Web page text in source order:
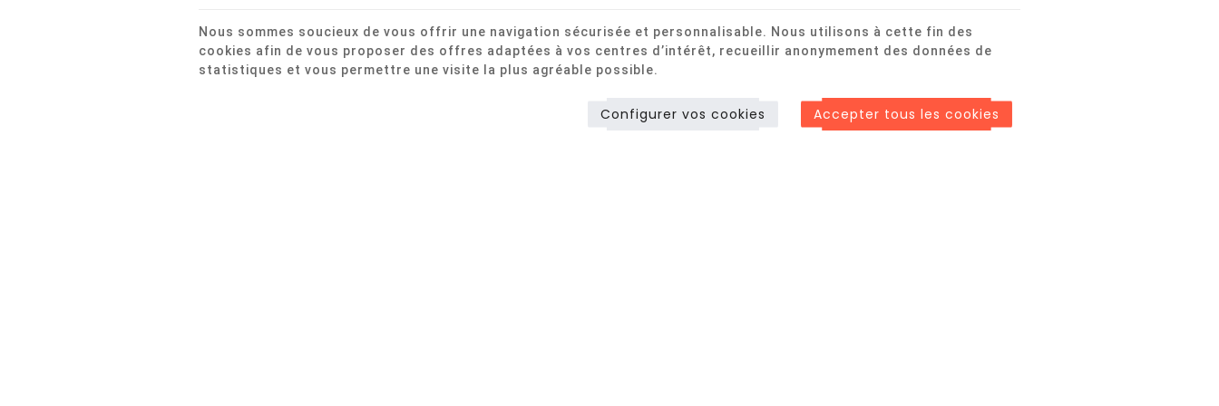
Nous sommes soucieux de vous offrir une navigation sécurisée et personnalisable. Nous utilisons à cette fin des
cookies afin de vous proposer des offres adaptées à vos centres d’intérêt, recueillir anonymement des données de
statistiques et vous permettre une visite la plus agréable possible.
Configurer vos cookies Accepter tous les cookies